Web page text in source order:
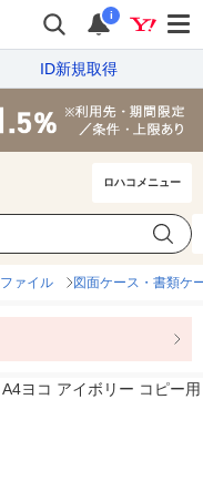
i
ID新規取得
ロハコメニュー
ファイル 図面ケース・書類ケ